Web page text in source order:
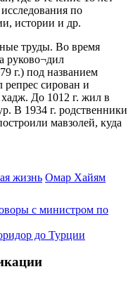
по
истории и др.
труды. Во время
руково¬дил
г.) под названием
сирован и
До 1012 г. жил в
В 1934 г. родственники
мавзолей, куда
жизнь Омар Хайям
с министром по
до Турции